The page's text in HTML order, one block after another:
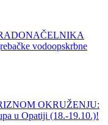
vodoopskrbne
OKRUŽENJU:
u Opatiji (18.-19.10.)!